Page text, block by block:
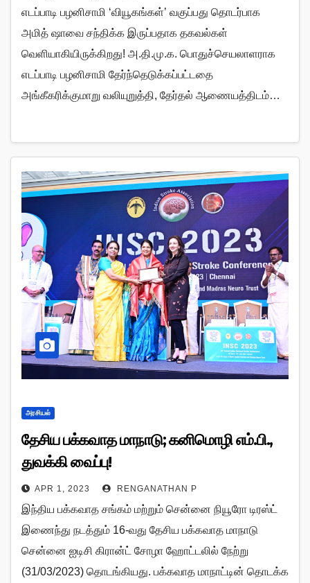
எடப்பாடி பழனிசாமி ‘வியூகங்கள்’ வகுப்பது தொடர்பாக
அமித் ஷாவை சந்திக்க இருப்பதாக தகவல்கள்
வெளியாகியிருக்கிறது! அ.தி.மு.க. பொதுச்செயலாளராக
எடப்பாடி பழனிசாமி தேர்ந்தெடுக்கப்பட்டதை
அங்கீகரிக்குமாறு வலியுறுத்தி, தேர்தல் ஆணையத்திடம்…
அரசியல்
தேசிய பக்கவாத மாநாடு; கனிமொழி எம்.பி.,
துவக்கி வைப்பு!
APR 1, 2023 RENGANATHAN P
இந்திய பக்கவாத சங்கம் மற்றும் சென்னை நியூரோ டிரஸ்ட்
இணைந்து நடத்தும் 16-வது தேசிய பக்கவாத மாநாடு
சென்னை ஐடிசி கிரான்ட் சோழா ஹோட்டலில் நேற்று
(31/03/2023) தொடங்கியது. பக்கவாத மாநாட்டின் தொடக்க